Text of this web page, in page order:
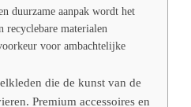
duurzame aanpak wordt het
recyclebare materialen
voor ambachtelijke
die de kunst van de
Premium accessoires en